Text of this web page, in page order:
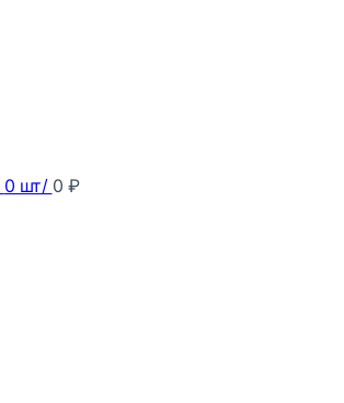
0 шт/ 0 ₽